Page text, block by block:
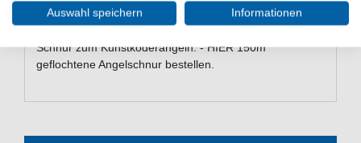
Variante
Schnur zum Kunstköderangeln. - HIER 150m
geflochtene Angelschnur bestellen.
Auswahl speichern Informationen